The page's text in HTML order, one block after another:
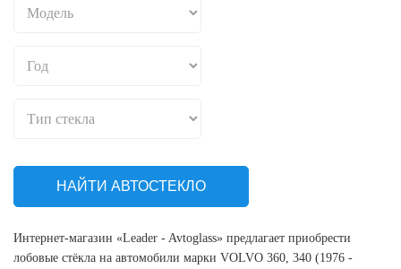
НАЙТИ АВТОСТЕКЛО
Интернет-магазин «Leader - Avtoglass» предлагает приобрести
лобовые стёкла на автомобили марки VOLVO 360, 340 (1976 -